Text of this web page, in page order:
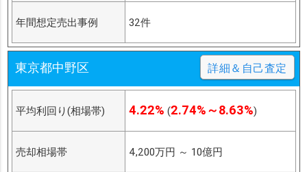
年間想定売出事例 32件
東京都中野区 詳細＆自己査定
平均利回り(相場帯) 4.22% (2.74%～8.63%)
売却相場帯 4,200万円 ～ 10億円